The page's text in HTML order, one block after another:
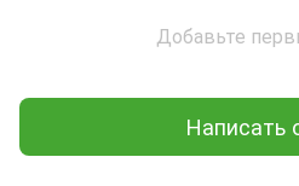
Добавьте
Написать